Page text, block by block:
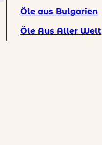
über 59 EUR.
Öle aus Bulgarien
Öle Aus Aller Welt